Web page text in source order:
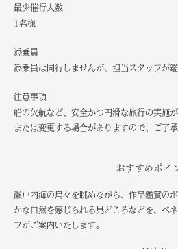
最少催行人数
1名様
添乗員
添乗員は同行しませんが、担当スタッフが
注意事項
船の欠航など、安全かつ円滑な旅行の実施
または変更する場合がありますので、ご了承
おすすめポイ
瀬戸内海の島々を眺めながら、作品鑑賞の
かな自然を感じられる見どころなどを、ベ
フがご案内いたします。